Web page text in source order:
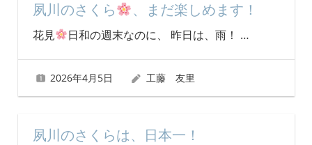
夙川のさくら 、まだ楽しめます！
花見 日和の週末なのに、 昨日は、雨！ …
2026年4月5日 工藤 友里
夙川のさくらは、日本一！